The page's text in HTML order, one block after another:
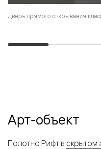
Дверь прямого открывания
Арт-объект
Полотно Рифт в скрытом